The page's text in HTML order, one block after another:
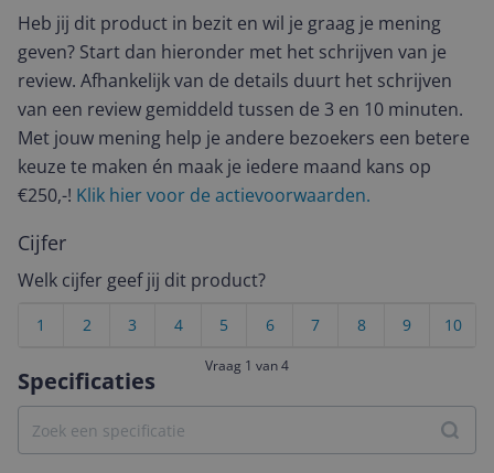
Specificaties
Heb jij dit product in bezit en wil je graag je mening
geven? Start dan hieronder met het schrijven van je
review. Afhankelijk van de details duurt het schrijven
van een review gemiddeld tussen de 3 en 10 minuten.
Met jouw mening help je andere bezoekers een betere
keuze te maken én maak je iedere maand kans op
€250,-! Klik hier voor de actievoorwaarden.
Cijfer
Welk cijfer geef jij dit product?
10
9
8
7
6
5
4
3
2
1
Vraag 1 van 4